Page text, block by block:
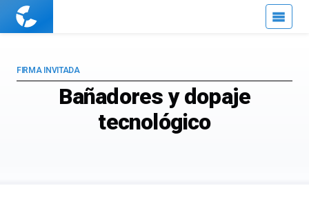
Cuaderno
Bañadores y dopaje
tecnológico
FIRMA INVITADA